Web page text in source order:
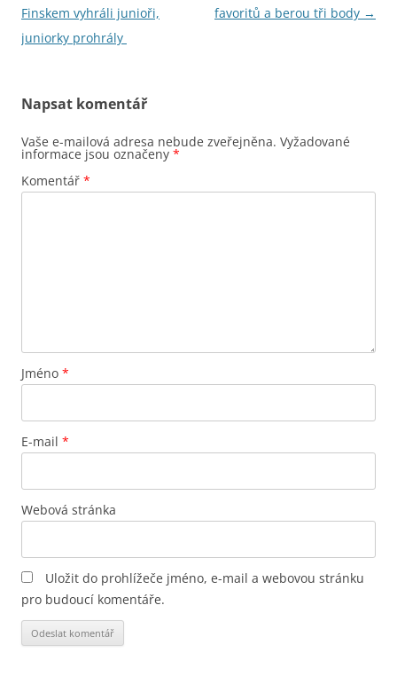
příspěvky
Finskem vyhráli junioři,
juniorky prohrály
favoritů a berou tři body →
Napsat komentář
Vaše e-mailová adresa nebude zveřejněna. Vyžadované
informace jsou označeny *
Komentář *
Jméno *
E-mail *
Webová stránka
Uložit do prohlížeče jméno, e-mail a webovou stránku
pro budoucí komentáře.